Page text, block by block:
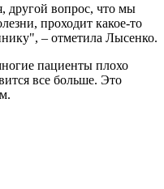
другой вопрос, что мы
проходит какое-то
– отметила Лысенко.
пациенты плохо
все больше. Это